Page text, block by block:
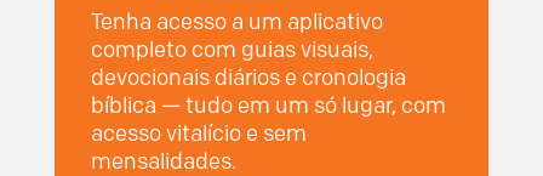
Tenha acesso a um aplicativo
completo com guias visuais,
devocionais diários e cronologia
bíblica — tudo em um só lugar, com
acesso vitalício e sem
mensalidades.